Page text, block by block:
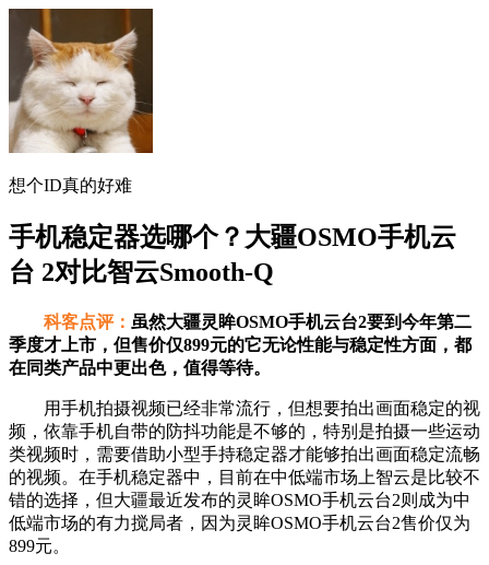
想个ID真的好难
手机稳定器选哪个？大疆OSMO手机云
台 2对比智云Smooth-Q
科客点评： 虽然大疆灵眸OSMO手机云台2要到今年第二
季度才上市，但售价仅899元的它无论性能与稳定性方面，都
在同类产品中更出色，值得等待。
用手机拍摄视频已经非常流行，但想要拍出画面稳定的视
频，依靠手机自带的防抖功能是不够的，特别是拍摄一些运动
类视频时，需要借助小型手持稳定器才能够拍出画面稳定流畅
的视频。在手机稳定器中，目前在中低端市场上智云是比较不
错的选择，但大疆最近发布的灵眸OSMO手机云台2则成为中
低端市场的有力搅局者，因为灵眸OSMO手机云台2售价仅为
899元。